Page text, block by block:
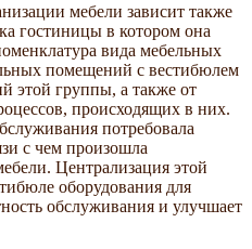
мебели зависит также
гостиницы в котором она
вида мебельных
помещений с вестибюлем
этой группы, а также от
происходящих в них.
потребовала
с чем произошла
Централизация этой
оборудования для
обслуживания и улучшает